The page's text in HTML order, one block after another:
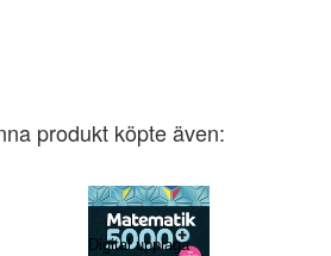
produkt köpte även:
Digital upplaga